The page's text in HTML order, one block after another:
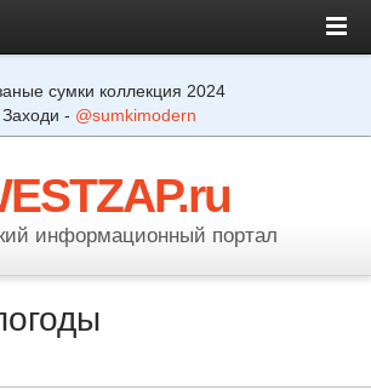
сумки коллекция 2024
Заходи - @sumkimodern
информационный портал